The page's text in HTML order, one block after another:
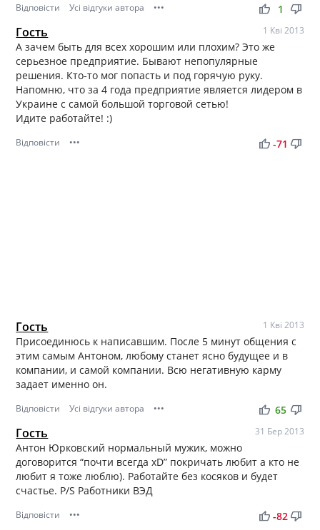
Відповісти Усі відгуки автора ••• thumb_up thumb_down
1
Гость 1 Кві 2013
А зачем быть для всех хорошим или плохим? Это же
серьезное предприятие. Бывают непопулярные
решения. Кто-то мог попасть и под горячую руку.
Напомню, что за 4 года предприятие является лидером в
Украине с самой большой торговой сетью!
Идите работайте! :)
Відповісти ••• thumb_up thumb_down
-71
Гость 1 Кві 2013
Присоединюсь к написавшим. После 5 минут общения с
этим самым Антоном, любому станет ясно будущее и в
компании, и самой компании. Всю негативную карму
задает именно он.
Відповісти Усі відгуки автора ••• thumb_up thumb_down
65
Гость 31 Бер 2013
Антон Юрковский нормальный мужик, можно
договорится “почти всегда xD” покричать любит а кто не
любит я тоже люблю). Работайте без косяков и будет
счастье. P/S Работники ВЭД
Відповісти ••• thumb_up thumb_down
-82